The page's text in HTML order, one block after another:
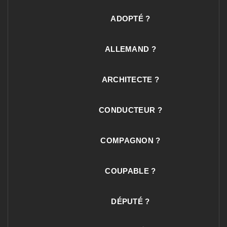
ADOPTÉ ?
ALLEMAND ?
ARCHITECTE ?
CONDUCTEUR ?
COMPAGNON ?
COUPABLE ?
DÉPUTÉ ?